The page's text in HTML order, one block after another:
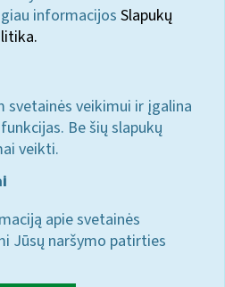
informacijos Slapukų
svetainės veikimui ir įgalina
Be šių slapukų
veikti.
apie svetainės
Jūsų naršymo patirties